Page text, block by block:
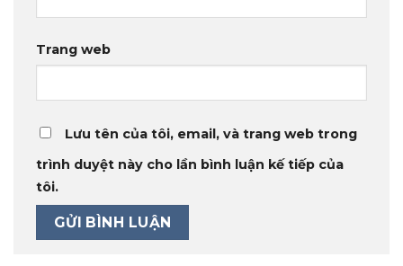
Trang web
Lưu tên của tôi, email, và trang web trong
trình duyệt này cho lần bình luận kế tiếp của
tôi.